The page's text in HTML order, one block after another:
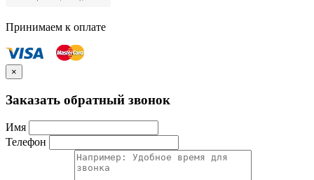
Принимаем к оплате
×
Заказать обратный звонок
Имя
Телефон